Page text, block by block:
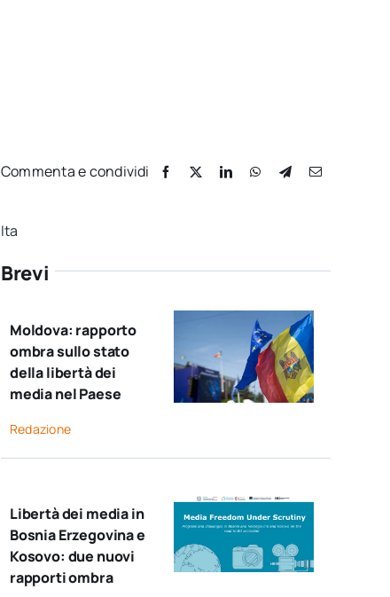
Commenta e condividi
Ita
Brevi
Moldova: rapporto
ombra sullo stato
della libertà dei
media nel Paese
Redazione
Libertà dei media in
Bosnia Erzegovina e
Kosovo: due nuovi
rapporti ombra